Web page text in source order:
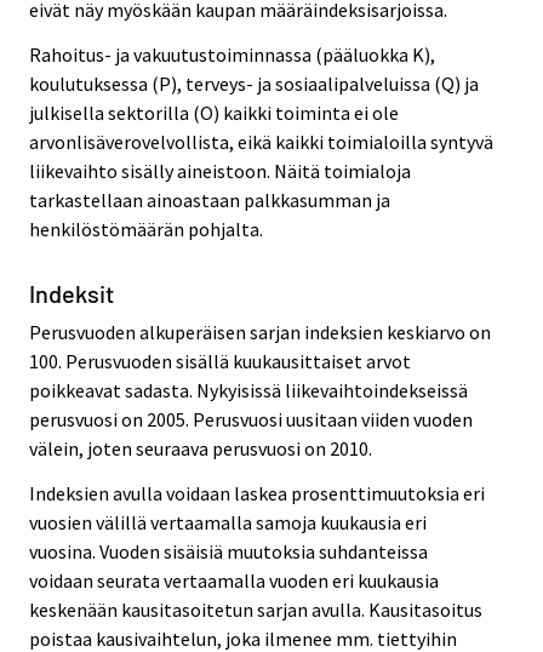
eivät näy myöskään kaupan määräindeksisarjoissa.
Rahoitus- ja vakuutustoiminnassa (pääluokka K),
koulutuksessa (P), terveys- ja sosiaalipalveluissa (Q) ja
julkisella sektorilla (O) kaikki toiminta ei ole
arvonlisäverovelvollista, eikä kaikki toimialoilla syntyvä
liikevaihto sisälly aineistoon. Näitä toimialoja
tarkastellaan ainoastaan palkkasumman ja
henkilöstömäärän pohjalta.
Indeksit
Perusvuoden alkuperäisen sarjan indeksien keskiarvo on
100. Perusvuoden sisällä kuukausittaiset arvot
poikkeavat sadasta. Nykyisissä liikevaihtoindekseissä
perusvuosi on 2005. Perusvuosi uusitaan viiden vuoden
välein, joten seuraava perusvuosi on 2010.
Indeksien avulla voidaan laskea prosenttimuutoksia eri
vuosien välillä vertaamalla samoja kuukausia eri
vuosina. Vuoden sisäisiä muutoksia suhdanteissa
voidaan seurata vertaamalla vuoden eri kuukausia
keskenään kausitasoitetun sarjan avulla. Kausitasoitus
poistaa kausivaihtelun, joka ilmenee mm. tiettyihin